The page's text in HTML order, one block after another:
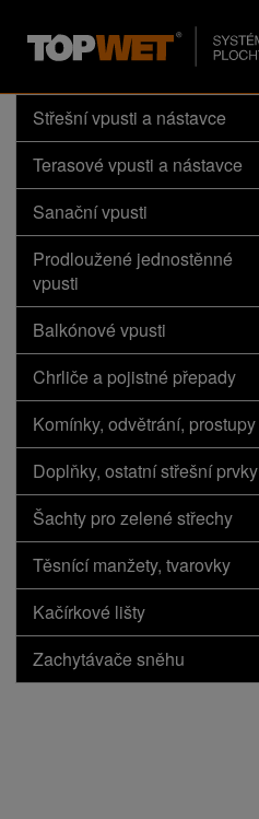
Střešní vpusti a nástavce
Terasové vpusti a nástavce
Sanační vpusti
Prodloužené jednostěnné
vpusti
Balkónové vpusti
Chrliče a pojistné přepady
Komínky, odvětrání, prostupy
Doplňky, ostatní střešní prvky
Šachty pro zelené střechy
Těsnící manžety, tvarovky
Kačírkové lišty
Zachytávače sněhu